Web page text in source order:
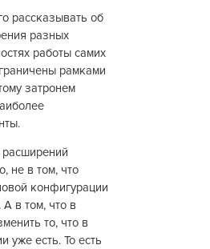
рассказывать об
разных
работы самих
рамками
затронем
расширений
не в том, что
конфигурации
А в том, что в
то, что в
уже есть. То есть